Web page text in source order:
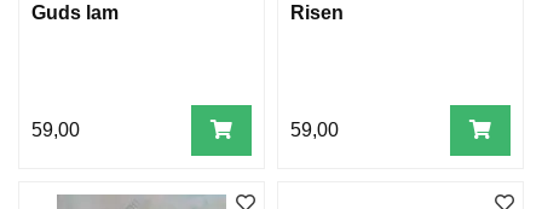
Guds lam
59,00
Risen
59,00